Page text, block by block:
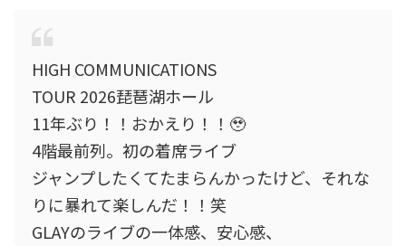
HIGH COMMUNICATIONS
TOUR 2026琵琶湖ホール
11年ぶり！！おかえり！！🥹
4階最前列。初の着席ライブ
ジャンプしたくてたまらんかったけど、それな
りに暴れて楽しんだ！！笑
GLAYのライブの一体感、安心感、